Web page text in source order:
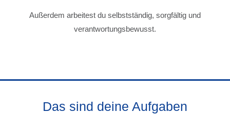
Außerdem arbeitest du selbstständig, sorgfältig und
verantwortungsbewusst.
Das sind deine Aufgaben